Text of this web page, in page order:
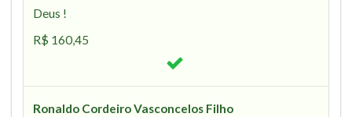
Deus !
R$ 160,45
Ronaldo Cordeiro Vasconcelos Filho